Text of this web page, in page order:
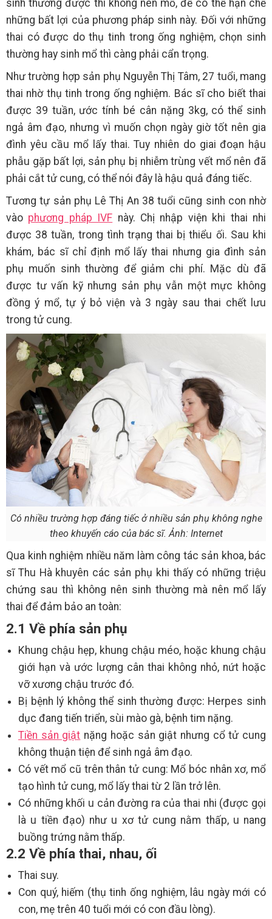
sinh thường được thì không nên mổ, để có thể hạn chế
những bất lợi của phương pháp sinh này. Đối với những
thai có được do thụ tinh trong ống nghiệm, chọn sinh
thường hay sinh mổ thì càng phải cẩn trọng.
Như trường hợp sản phụ Nguyễn Thị Tâm, 27 tuổi, mang
thai nhờ thụ tinh trong ống nghiệm. Bác sĩ cho biết thai
được 39 tuần, ước tính bé cân nặng 3kg, có thể sinh
ngả âm đạo, nhưng vì muốn chọn ngày giờ tốt nên gia
đình yêu cầu mổ lấy thai. Tuy nhiên do giai đoạn hậu
phẫu gặp bất lợi, sản phụ bị nhiễm trùng vết mổ nên đã
phải cắt tử cung, có thể nói đây là hậu quả đáng tiếc.
Tương tự sản phụ Lê Thị An 38 tuổi cũng sinh con nhờ
vào phương pháp IVF này. Chị nhập viện khi thai nhi
được 38 tuần, trong tình trạng thai bị thiểu ối. Sau khi
khám, bác sĩ chỉ định mổ lấy thai nhưng gia đình sản
phụ muốn sinh thường để giảm chi phí. Mặc dù đã
được tư vấn kỹ nhưng sản phụ vẫn một mực không
đồng ý mổ, tự ý bỏ viện và 3 ngày sau thai chết lưu
trong tử cung.
Có nhiều trường hợp đáng tiếc ở nhiều sản phụ không nghe
theo khuyến cáo của bác sĩ. Ảnh: Internet
Qua kinh nghiệm nhiều năm làm công tác sản khoa, bác
sĩ Thu Hà khuyên các sản phụ khi thấy có những triệu
chứng sau thì không nên sinh thường mà nên mổ lấy
thai để đảm bảo an toàn:
2.1 Về phía sản phụ
Khung chậu hẹp, khung chậu méo, hoặc khung chậu
giới hạn và ước lượng cân thai không nhỏ, nứt hoặc
vỡ xương chậu trước đó.
Bị bệnh lý không thể sinh thường được: Herpes sinh
dục đang tiến triển, sùi mào gà, bệnh tim nặng.
Tiền sản giật nặng hoặc sản giật nhưng cổ tử cung
không thuận tiện để sinh ngả âm đạo.
Có vết mổ cũ trên thân tử cung: Mổ bóc nhân xơ, mổ
tạo hình tử cung, mổ lấy thai từ 2 lần trở lên.
Có những khối u cản đường ra của thai nhi (được gọi
là u tiền đạo) như u xơ tử cung nằm thấp, u nang
buồng trứng nằm thấp.
2.2 Về phía thai, nhau, ối
Thai suy.
Con quý, hiếm (thụ tinh ống nghiệm, lâu ngày mới có
con, mẹ trên 40 tuổi mới có con đầu lòng).